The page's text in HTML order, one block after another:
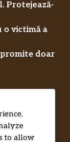
Protejează-
victimă a
doar
Policy
to allow